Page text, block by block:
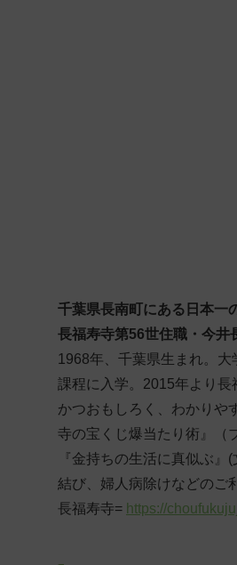
千葉県長南町にある日本一
長福寿寺第56世住職・今井
1968年、千葉県生まれ。
課程に入学。2015年より長
かつおもしろく、わかりや
寺の宝くじ爆当たり術』（
『金持ちの生活に真似ぶ
結び、婦人病除けなどのご
長福寿寺= https://